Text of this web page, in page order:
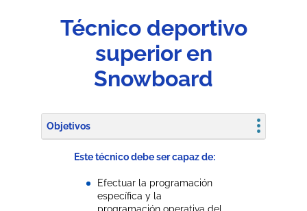
Técnico deportivo
superior en
Snowboard
Objetivos
Este técnico debe ser capaz de:
Efectuar la programación
específica y la